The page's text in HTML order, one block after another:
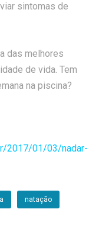
sintomas de
das melhores
de vida. Tem
na piscina?
2017/01/03/nadar-
natação